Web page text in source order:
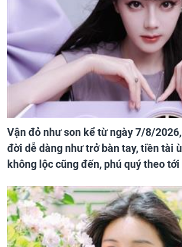
Vận đỏ như son kể từ ngày 7/8/
đời dễ dàng như trở bàn tay, tiền tài
không lộc cũng đến, phú quý theo tới